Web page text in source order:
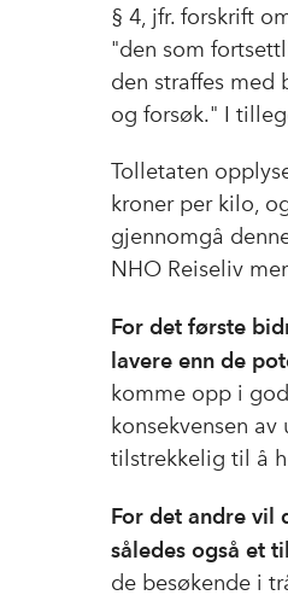
§ 4, jfr. forskrift
"den som
den straffes med
og forsøk." I
Tolletaten
kroner per kilo,
gjennomgå
NHO Reiseliv
For det første
lavere enn de
komme opp i
konsekvensen
tilstrekkelig til å
For det andre
således også et
de besøkende i